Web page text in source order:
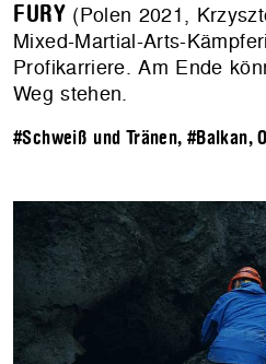
FURY (Polen 2021,
Mixed-Martial-Arts-
Profikarriere. Am Ende
Weg stehen.
#Schweiß und Tränen, #Balkan,